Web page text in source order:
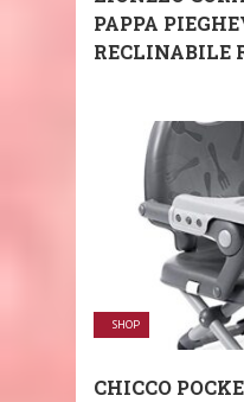
PAPPA
RECLINABILE
SHOP
CHICCO